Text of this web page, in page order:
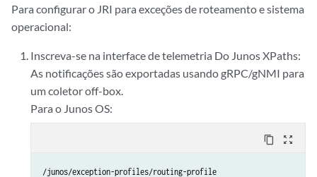
Para configurar o JRI para exceções de roteamento e sistema
operacional:
Inscreva-se na interface de telemetria Do Junos XPaths:
As notificações são exportadas usando gRPC/gNMI para
um coletor off-box.
Para o Junos OS:
content_copy zoom_out_map
/junos/exception-profiles/routing-profile